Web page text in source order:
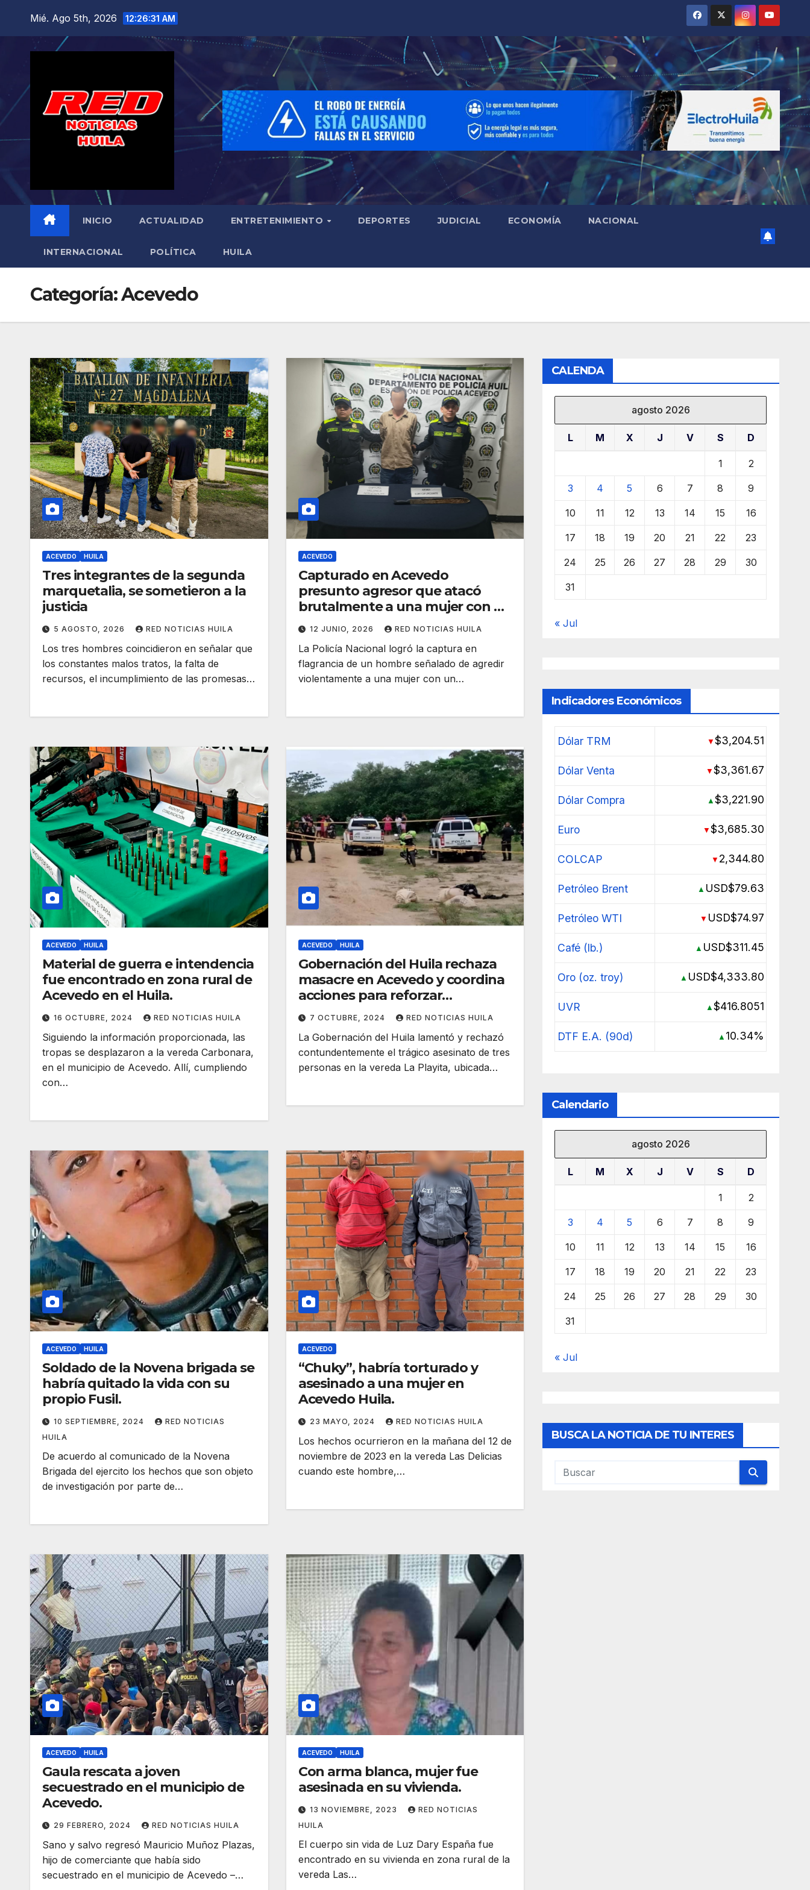
contenido
Mié. Ago 5th, 2026 12:26:33 AM
INICIO ACTUALIDAD ENTRETENIMIENTO DEPORTES JUDICIAL ECONOMÍA NACIONAL
INTERNACIONAL POLÍTICA HUILA
Categoría:Acevedo
ACEVEDO HUILA
Tres integrantes de la segunda
marquetalia, se sometieron a la
justicia
5 AGOSTO, 2026 RED NOTICIAS HUILA
Los tres hombres coincidieron en señalar que
los constantes malos tratos, la falta de
recursos, el incumplimiento de las promesas…
ACEVEDO
Capturado en Acevedo
presunto agresor que atacó
brutalmente a una mujer con un
machete
12 JUNIO, 2026 RED NOTICIAS HUILA
La Policía Nacional logró la captura en
flagrancia de un hombre señalado de agredir
violentamente a una mujer con un…
ACEVEDO HUILA
Material de guerra e intendencia
fue encontrado en zona rural de
Acevedo en el Huila.
16 OCTUBRE, 2024 RED NOTICIAS HUILA
Siguiendo la información proporcionada, las
tropas se desplazaron a la vereda Carbonara,
en el municipio de Acevedo. Allí, cumpliendo
con…
ACEVEDO HUILA
Gobernación del Huila rechaza
masacre en Acevedo y coordina
acciones para reforzar
seguridad.
7 OCTUBRE, 2024 RED NOTICIAS HUILA
La Gobernación del Huila lamentó y rechazó
contundentemente el trágico asesinato de tres
personas en la vereda La Playita, ubicada…
ACEVEDO HUILA
Soldado de la Novena brigada se
habría quitado la vida con su
propio Fusil.
10 SEPTIEMBRE, 2024
RED NOTICIAS
HUILA
De acuerdo al comunicado de la Novena
Brigada del ejercito los hechos que son objeto
de investigación por parte de…
ACEVEDO
“Chuky”, habría torturado y
asesinado a una mujer en
Acevedo Huila.
23 MAYO, 2024 RED NOTICIAS HUILA
Los hechos ocurrieron en la mañana del 12 de
noviembre de 2023 en la vereda Las Delicias
cuando este hombre,…
ACEVEDO HUILA
Gaula rescata a joven
secuestrado en el municipio de
Acevedo.
29 FEBRERO, 2024 RED NOTICIAS HUILA
Sano y salvo regresó Mauricio Muñoz Plazas,
hijo de comerciante que había sido
secuestrado en el municipio de Acevedo –…
ACEVEDO HUILA
Con arma blanca, mujer fue
asesinada en su vivienda.
13 NOVIEMBRE, 2023
RED NOTICIAS
HUILA
El cuerpo sin vida de Luz Dary España fue
encontrado en su vivienda en zona rural de la
vereda Las…
CALENDA
agosto 2026
L M X J V S D
1 2
3 4 5 6 7 8 9
10 11 12 13 14 15 16
17 18 19 20 21 22 23
24 25 26 27 28 29 30
31
« Jul
Indicadores Económicos
Dólar TRM ▼$3,204.51
Dólar Venta ▼$3,361.67
Dólar Compra ▲$3,221.90
Euro ▼$3,685.30
COLCAP ▼ 2,344.80
Petróleo Brent ▲ USD$79.63
Petróleo WTI ▼ USD$74.97
Café (lb.) ▲ USD$311.45
Oro (oz. troy) ▲ USD$4,333.80
UVR ▲$416.8051
DTF E.A. (90d) ▲ 10.34%
Calendario
agosto 2026
L M X J V S D
1 2
3 4 5 6 7 8 9
10 11 12 13 14 15 16
17 18 19 20 21 22 23
24 25 26 27 28 29 30
31
« Jul
BUSCA LA NOTICIA DE TU INTERES